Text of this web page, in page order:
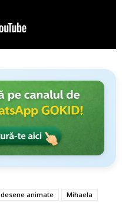
desene animate Mihaela